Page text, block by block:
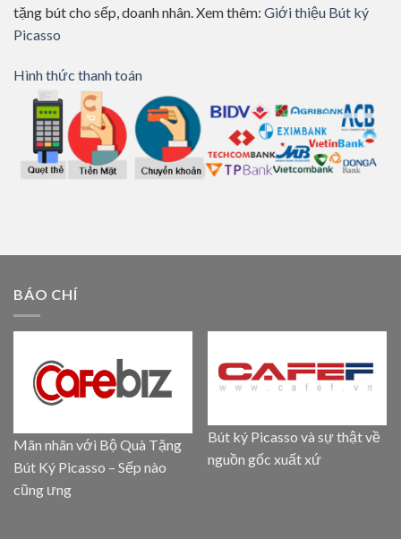
tặng bút cho sếp, doanh nhân. Xem thêm: Giới thiệu Bút ký
Picasso
Hình thức thanh toán
BÁO CHÍ
Mãn nhãn với Bộ Quà Tặng
Bút Ký Picasso – Sếp nào
cũng ưng
Bút ký Picasso và sự thật về
nguồn gốc xuất xứ